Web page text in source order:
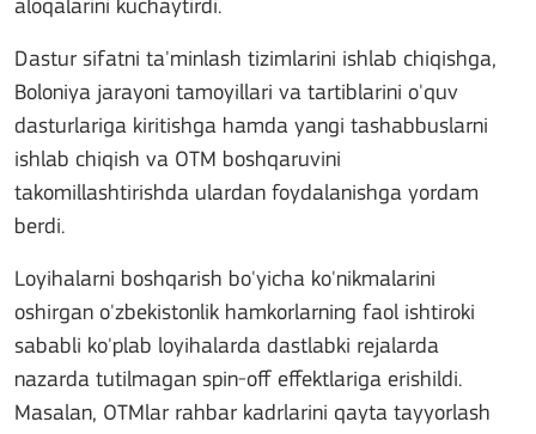
aloqalarini kuchaytirdi.
Dastur sifatni ta'minlash tizimlarini ishlab chiqishga,
Boloniya jarayoni tamoyillari va tartiblarini o'quv
dasturlariga kiritishga hamda yangi tashabbuslarni
ishlab chiqish va OTM boshqaruvini
takomillashtirishda ulardan foydalanishga yordam
berdi.
Loyihalarni boshqarish bo'yicha ko'nikmalarini
oshirgan o'zbekistonlik hamkorlarning faol ishtiroki
sababli ko'plab loyihalarda dastlabki rejalarda
nazarda tutilmagan spin-off effektlariga erishildi.
Masalan, OTMlar rahbar kadrlarini qayta tayyorlash